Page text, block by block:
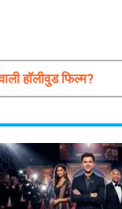
हॉलीवुड फिल्म?